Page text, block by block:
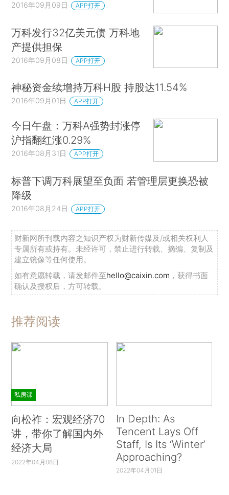
2016年09月09日 APP打开
万科发行32亿美元债 万科地
产提供担保
2016年09月08日 APP打开
神秘资金续增持万科H股 持股达11.54%
2016年09月01日 APP打开
今日午盘：万科A强势封涨停
沪指翻红涨0.29%
2016年08月31日 APP打开
标普下调万科展望至负面 若管理层更换恐被
降级
2016年08月24日 APP打开
财新网所刊载内容之知识产权为财新传媒及/或相关权利人
专属所有或持有。未经许可，禁止进行转载、摘编、复制及
建立镜像等任何使用。
如有意愿转载，请发邮件至hello@caixin.com ，获得书面
确认及授权后，方可转载。
推荐阅读
私房课
向松祚：宏观经济70
讲，带你了解国内外
经济大局
2022年04月06日
In Depth: As
Tencent Lays Off
Staff, Is Its ‘Winter’
Approaching?
2022年04月01日